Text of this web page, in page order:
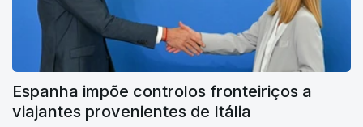
Espanha impõe controlos fronteiriços a
viajantes provenientes de Itália